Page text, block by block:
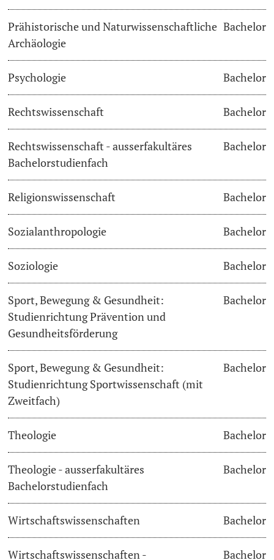
Prähistorische und Naturwissenschaftliche
Archäologie
Bachelor
Psychologie Bachelor
Rechtswissenschaft Bachelor
Rechtswissenschaft - ausserfakultäres
Bachelorstudienfach
Bachelor
Religionswissenschaft Bachelor
Sozialanthropologie Bachelor
Soziologie Bachelor
Sport, Bewegung & Gesundheit:
Studienrichtung Prävention und
Gesundheitsförderung
Bachelor
Sport, Bewegung & Gesundheit:
Studienrichtung Sportwissenschaft (mit
Zweitfach)
Bachelor
Theologie Bachelor
Theologie - ausserfakultäres
Bachelorstudienfach
Bachelor
Wirtschaftswissenschaften Bachelor
Wirtschaftswissenschaften - Bachelor